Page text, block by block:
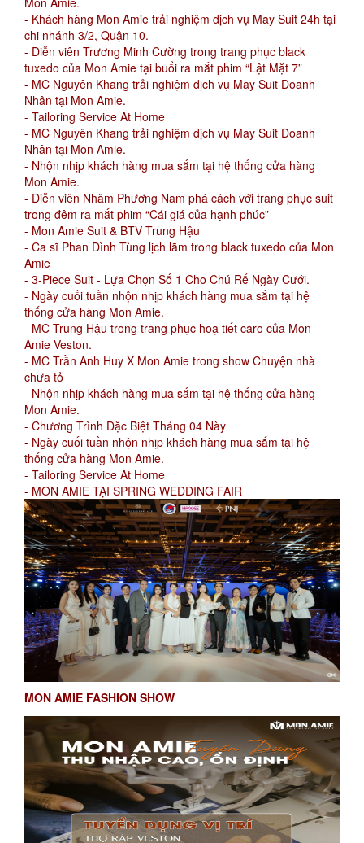
- Khách hàng Mon Amie trải nghiệm dịch vụ May Suit 24h tại
chi nhánh 3/2, Quận 10.
- Diễn viên Trương Minh Cường trong trang phục black
tuxedo của Mon Amie tại buổi ra mắt phim “Lật Mặt 7”
- MC Nguyên Khang trải nghiệm dịch vụ May Suit Doanh
Nhân tại Mon Amie.
- Tailoring Service At Home
- MC Nguyên Khang trải nghiệm dịch vụ May Suit Doanh
Nhân tại Mon Amie.
- Nhộn nhịp khách hàng mua sắm tại hệ thống cửa hàng
Mon Amie.
- Diễn viên Nhâm Phương Nam phá cách với trang phục suit
trong đêm ra mắt phim “Cái giá của hạnh phúc”
- Mon Amie Suit & BTV Trung Hậu
- Ca sĩ Phan Đình Tùng lịch lãm trong black tuxedo của Mon
Amie
- 3-Piece Suit - Lựa Chọn Số 1 Cho Chú Rể Ngày Cưới.
- Ngày cuối tuần nhộn nhịp khách hàng mua sắm tại hệ
thống cửa hàng Mon Amie.
- MC Trung Hậu trong trang phục hoạ tiết caro của Mon
Amie Veston.
- MC Trần Anh Huy X Mon Amie trong show Chuyện nhà
chưa tỏ
- Nhộn nhịp khách hàng mua sắm tại hệ thống cửa hàng
Mon Amie.
- Chương Trình Đặc Biệt Tháng 04 Này
- Ngày cuối tuần nhộn nhịp khách hàng mua sắm tại hệ
thống cửa hàng Mon Amie.
- Tailoring Service At Home
- MON AMIE TẠI SPRING WEDDING FAIR
MON AMIE FASHION SHOW